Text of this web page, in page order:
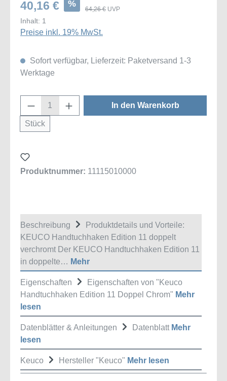
40,16 € %
64,26 € UVP
Inhalt: 1
Preise inkl. 19% MwSt.
Sofort verfügbar, Lieferzeit: Paketversand 1-3
Werktage
Produkt Anzahl: Gib den gewünschten
Stück
In den Warenkorb
Produktnummer: 11115010000
Beschreibung
Produktdetails und Vorteile:
KEUCO Handtuchhaken Edition 11 doppelt
verchromt Der KEUCO Handtuchhaken Edition 11
in doppelte… Mehr
Eigenschaften
Eigenschaften von "Keuco
Handtuchhaken Edition 11 Doppel Chrom" Mehr
lesen
Datenblätter & Anleitungen Datenblatt Mehr
lesen
Keuco Hersteller "Keuco" Mehr lesen